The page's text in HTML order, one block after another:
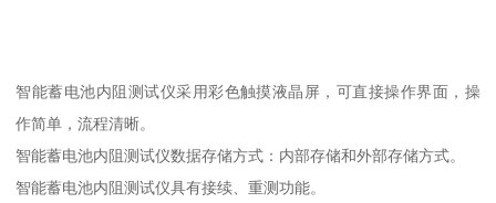
智能蓄电池内阻测试仪采用彩色触摸液晶屏，可直接操作界面，操
作简单，流程清晰。
智能蓄电池内阻测试仪数据存储方式：内部存储和外部存储方式。
智能蓄电池内阻测试仪具有接续、重测功能。